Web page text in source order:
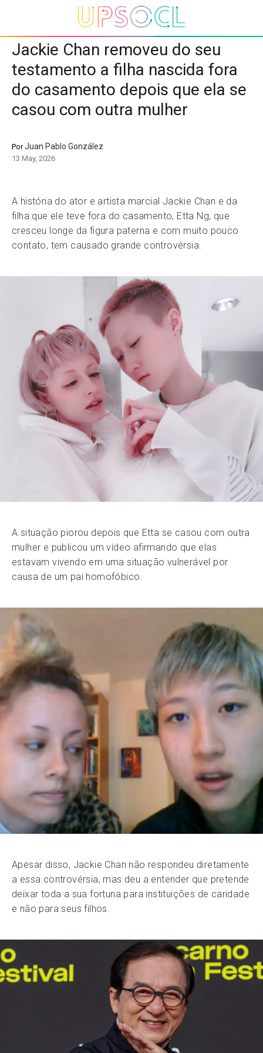
Jackie Chan removeu do seu
testamento a filha nascida fora
do casamento depois que ela se
casou com outra mulher
PorJuan Pablo González
13 May, 2026
A história do ator e artista marcial Jackie Chan e da
filha que ele teve fora do casamento, Etta Ng, que
cresceu longe da figura paterna e com muito pouco
contato, tem causado grande controvérsia.
A situação piorou depois que Etta se casou com outra
mulher e publicou um vídeo afirmando que elas
estavam vivendo em uma situação vulnerável por
causa de um pai homofóbico.
Apesar disso, Jackie Chan não respondeu diretamente
a essa controvérsia, mas deu a entender que pretende
deixar toda a sua fortuna para instituições de caridade
e não para seus filhos.